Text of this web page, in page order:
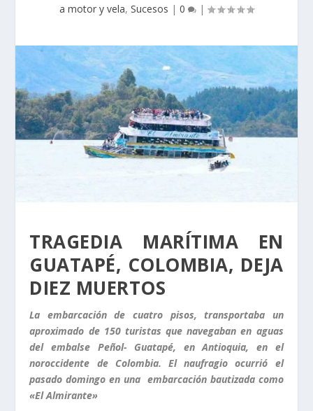
a motor y vela, Sucesos | 0 |
TRAGEDIA MARÍTIMA EN
GUATAPÉ, COLOMBIA, DEJA
DIEZ MUERTOS
La embarcación de cuatro pisos, transportaba un
aproximado de 150 turistas que navegaban en aguas
del embalse Peñol- Guatapé, en Antioquia, en el
noroccidente de Colombia. El naufragio ocurrió el
pasado domingo en una embarcación bautizada como
«El Almirante»